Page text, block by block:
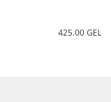
425.00 GEL